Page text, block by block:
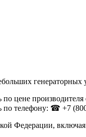
цене
по телефону: ☎ +7
Федерации,